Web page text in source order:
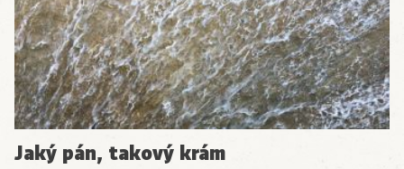
Jaký pán, takový krám